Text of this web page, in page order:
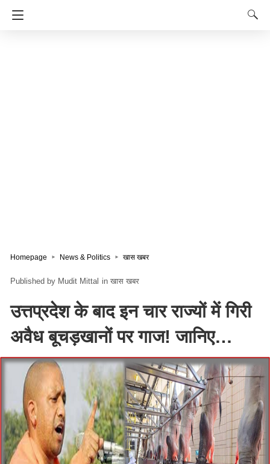
Homepage News & Politics खास खबर
Mudit Mittal in खास खबर
उत्तप्रदेश के बाद इन चार राज्यों में गिरी
अवैध बूचड़खानों पर गाज! जानिए…